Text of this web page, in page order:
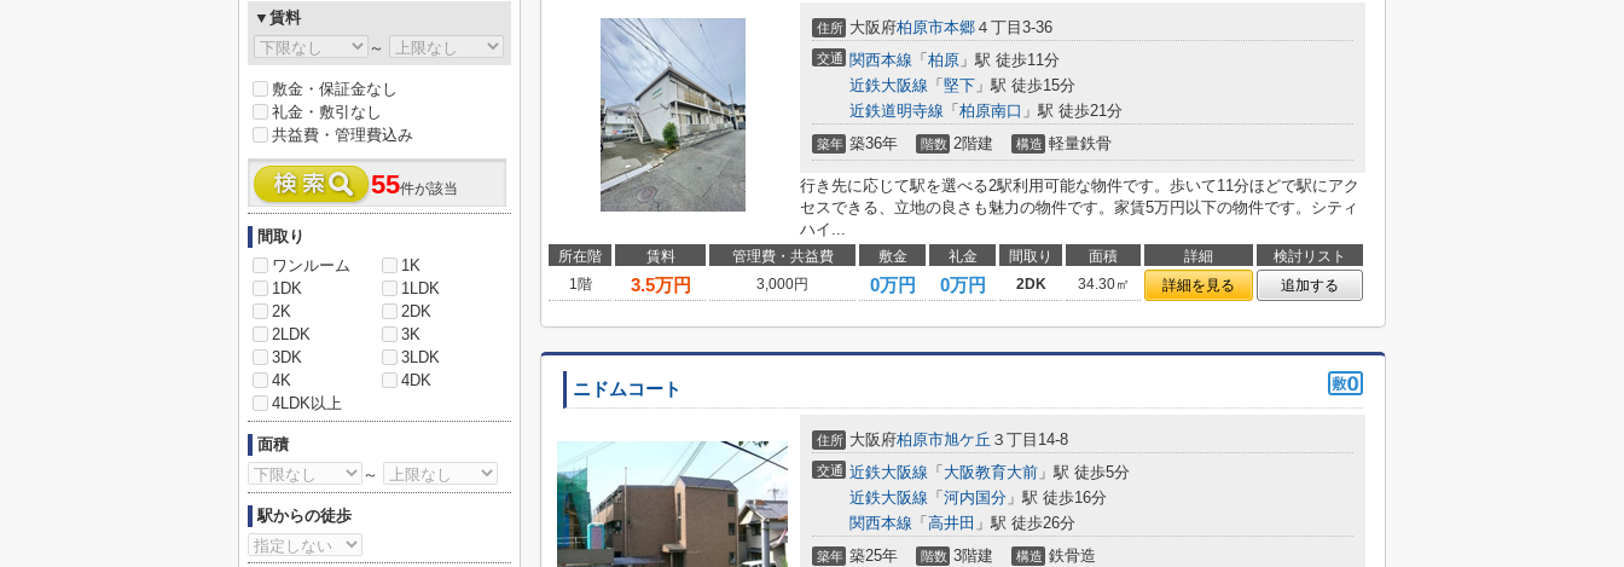
住所 大阪府柏原市本郷 ４丁目3-36
交通 関西本線 「 柏原 」駅 徒歩11分
近鉄大阪線 「 堅下 」駅 徒歩15分
近鉄道明寺線 「 柏原南口 」駅 徒歩21分
築年 築36年 階数 2階建 構造 軽量鉄骨
行き先に応じて駅を選べる2駅利用可能な物件です。歩いて11分ほどで駅にアク
セスできる、立地の良さも魅力の物件です。家賃5万円以下の物件です。シティ
ハイ...
所在階 賃料 管理費・共益費 敷金 礼金 間取り 面積 詳細
検討リスト
1階
3.5万円 3,000円 0万円 0万円 2DK 34.30㎡ 詳細を見る 追加する
ニドムコート
住所 大阪府柏原市旭ケ丘 ３丁目14-8
交通 近鉄大阪線 「 大阪教育大前 」駅 徒歩5分
近鉄大阪線 「 河内国分 」駅 徒歩16分
関西本線 「 高井田 」駅 徒歩26分
築年 築25年 階数 3階建 構造 鉄骨造
▼賃料
～
敷金・保証金なし
礼金・敷引なし
共益費・管理費込み
55件が該当
間取り
ワンルーム
1K
1DK
1LDK
2K
2DK
2LDK
3K
3DK
3LDK
4K
4DK
4LDK以上
面積
～
駅からの徒歩